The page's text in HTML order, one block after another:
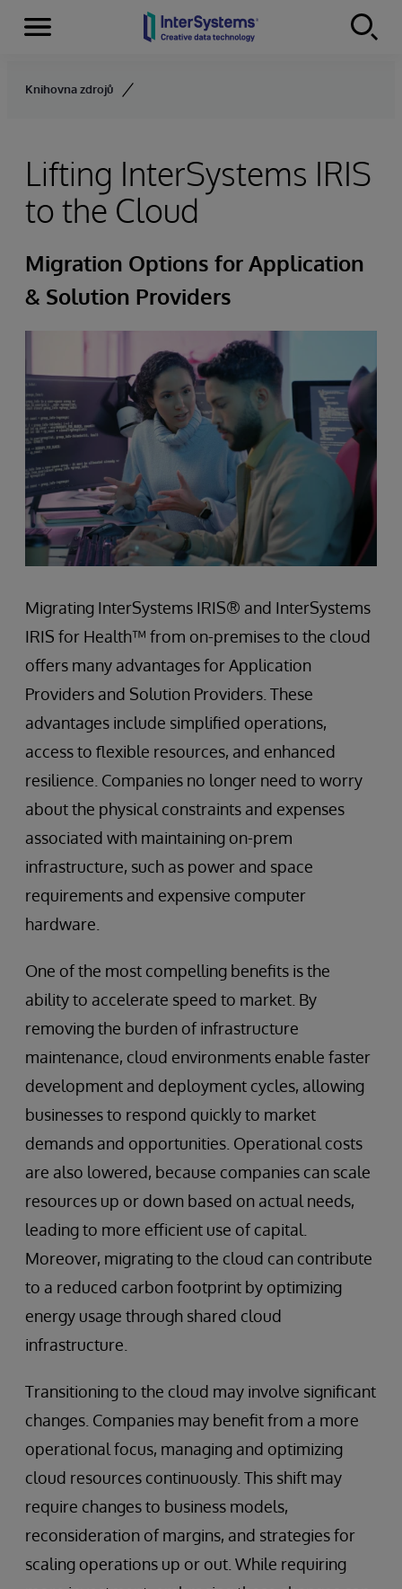
Skip to content
Menu
Knihovna zdrojů
Lifting InterSystems IRIS
to the Cloud
Migration Options for Application
& Solution Providers
Migrating InterSystems IRIS® and InterSystems
IRIS for Health™ from on-premises to the cloud
offers many advantages for Application
Providers and Solution Providers. These
advantages include simplified operations,
access to flexible resources, and enhanced
resilience. Companies no longer need to worry
about the physical constraints and expenses
associated with maintaining on-prem
infrastructure, such as power and space
requirements and expensive computer
hardware.
One of the most compelling benefits is the
ability to accelerate speed to market. By
removing the burden of infrastructure
maintenance, cloud environments enable faster
development and deployment cycles, allowing
businesses to respond quickly to market
demands and opportunities. Operational costs
are also lowered, because companies can scale
resources up or down based on actual needs,
leading to more efficient use of capital.
Moreover, migrating to the cloud can contribute
to a reduced carbon footprint by optimizing
energy usage through shared cloud
infrastructure.
Transitioning to the cloud may involve significant
changes. Companies may benefit from a more
operational focus, managing and optimizing
cloud resources continuously. This shift may
require changes to business models,
reconsideration of margins, and strategies for
scaling operations up or out. While requiring